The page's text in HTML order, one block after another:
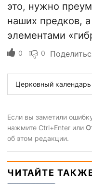
это, нужно
наших предков,
элементами
0 0
Церковный календарь
Если вы заметили
нажмите Ctrl+Enter или
об этом редакции.
ЧИТАЙТЕ